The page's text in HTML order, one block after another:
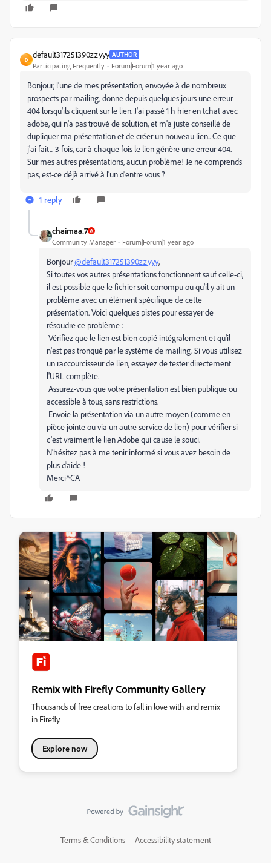
D
default317251390zzyyy AUTHOR
Participating Frequently Forum|Forum|1 year ago
Bonjour, l'une de mes présentation, envoyée à de nombreux
prospects par mailing, donne depuis quelques jours une erreur
404 lorsqu'ils cliquent sur le lien. J'ai passé 1 h hier en tchat avec
adobe, qui n'a pas trouvé de solution, et m'a juste conseillé de
dupliquer ma présentation et de créer un nouveau lien.. Ce que
j'ai fait... 3 fois, car à chaque fois le lien génère une erreur 404.
Sur mes autres présentations, aucun problème! Je ne comprends
pas, est-ce déjà arrivé à l'un d'entre vous ?
1 reply
chaimaa.7
Community Manager Forum|Forum|1 year ago
Bonjour@default317251390zzyyy,
Si toutes vos autres présentations fonctionnent sauf celle-ci,
il est possible que le fichier soit corrompu ou qu'il y ait un
problème avec un élément spécifique de cette
présentation. Voici quelques pistes pour essayer de
résoudre ce problème :
Vérifiez que le lien est bien copié intégralement et qu'il
n'est pas tronqué par le système de mailing. Si vous utilisez
un raccourcisseur de lien, essayez de tester directement
l'URL complète.
Assurez-vous que votre présentation est bien publique ou
accessible à tous, sans restrictions.
Envoie la présentation via un autre moyen (comme en
pièce jointe ou via un autre service de lien) pour vérifier si
c'est vraiment le lien Adobe qui cause le souci.
N'hésitez pas à me tenir informé si vous avez besoin de
plus d’aide !
Merci^CA
Remix with Firefly Community Gallery
Thousands of free creations to fall in love with and remix
in Firefly.
Explore now
Terms & Conditions Accessibility statement